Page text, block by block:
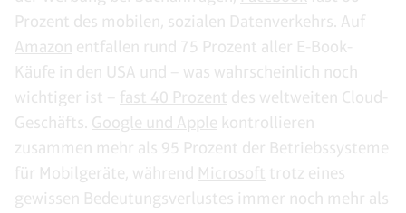
Prozent des mobilen, sozialen Datenverkehrs. Auf
Amazon entfallen rund 75 Prozent aller E-Book-
Käufe in den USA und – was wahrscheinlich noch
wichtiger ist –
fast 40 Prozent des weltweiten Cloud-
Geschäfts. Google und Apple kontrollieren
zusammen mehr als 95 Prozent der Betriebssysteme
für Mobilgeräte, während Microsoft trotz eines
gewissen Bedeutungsverlustes immer noch mehr als